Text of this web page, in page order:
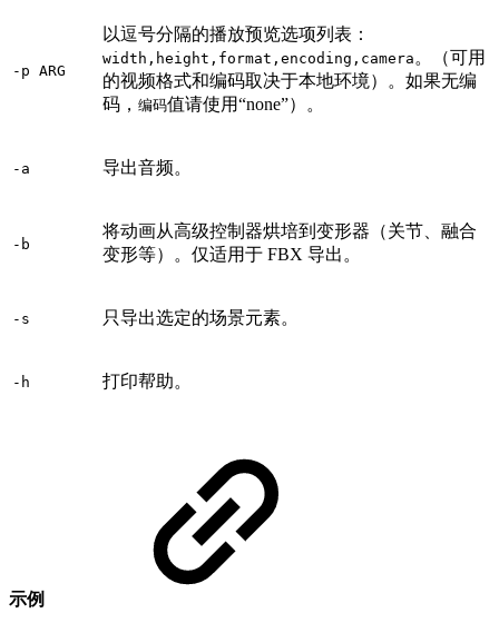
-p ARG
以逗号分隔的播放预览选项列表：
width,height,format,encoding,camera 。（可用
的视频格式和编码取决于本地环境）。如果无编
码， 编码值请使用“none”）。
-a 导出音频。
-b
将动画从高级控制器烘培到变形器（关节、融合
变形等）。仅适用于 FBX 导出。
-s 只导出选定的场景元素。
-h 打印帮助。
示例